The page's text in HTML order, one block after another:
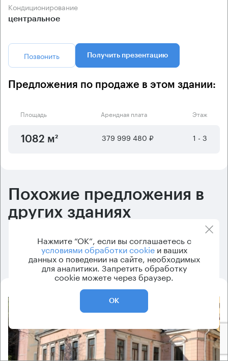
Кондиционирование
центральное
Позвонить Получить презентацию
Предложения по продаже в этом здании:
Площадь Арендная плата Этаж
1082 м² 379 999 480 ₽ 1 - 3
Похожие предложения в
других зданиях
предложения, с небольшими отличиями от первоначальных
критериев.
Нажмите “ОК”, если вы соглашаетесь с
условиями обработки cookieи ваших
данных о поведении на сайте, необходимых
для аналитики. Запретить обработку
cookie можете через браузер.
ОК